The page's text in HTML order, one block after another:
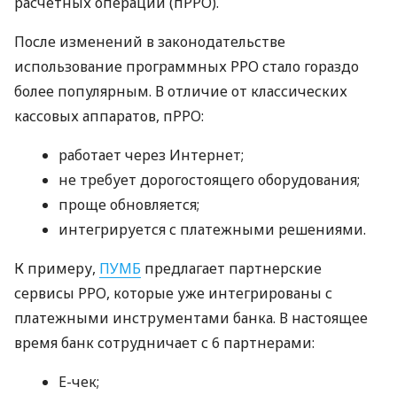
После изменений в законодательстве
использование программных РРО стало гораздо
более популярным. В отличие от классических
кассовых аппаратов, пРРО:
работает через Интернет;
не требует дорогостоящего оборудования;
проще обновляется;
интегрируется с платежными решениями.
К примеру, ПУМБ предлагает партнерские
сервисы РРО, которые уже интегрированы с
платежными инструментами банка. В настоящее
время банк сотрудничает с 6 партнерами:
E-чек;